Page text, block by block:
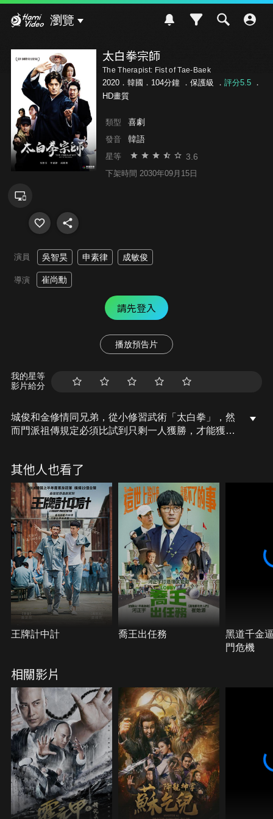
瀏覽
太白拳宗師
The Therapist: Fist of Tae-Baek
2020．韓國．104分鐘 ． 保護級 ． 評分5.5．
HD畫質
類型 喜劇
發音 韓語
星等 3.6
下架時間 2030年09月15日
演員 吳智昊 申素律 成敏俊
導演 崔尚勳
請先登入
播放預告片
我的星等
影片給分
城俊和金修情同兄弟，從小修習武術「太白拳」，然
而門派祖傳規定必須比試到只剩一人獲勝，才能獲得
了間指壓店，金修則成了放高利貸的業者。正當二人
意外幸運重逢時，卻面臨建設公司強迫徵收和長白拳
宗師的威脅，生平無大志的城俊該如何面對這項挑
戰，守護妻小和指壓店的生意呢？
其他人也看了
王牌計中計 喬王出任務
黑道千金
門危機
相關影片